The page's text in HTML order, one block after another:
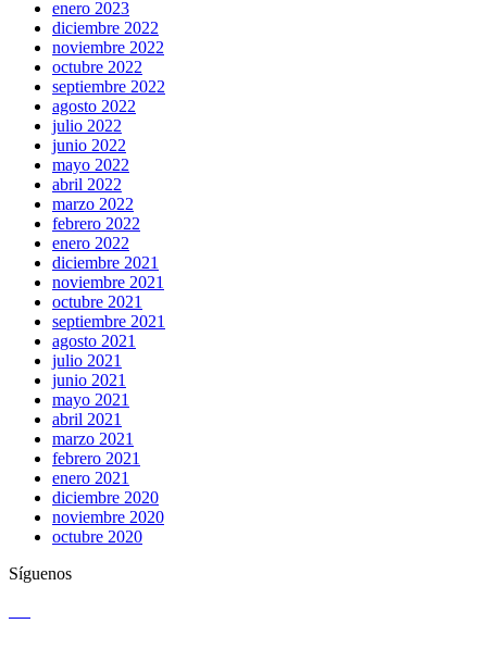
enero 2023
diciembre 2022
noviembre 2022
octubre 2022
septiembre 2022
agosto 2022
julio 2022
junio 2022
mayo 2022
abril 2022
marzo 2022
febrero 2022
enero 2022
diciembre 2021
noviembre 2021
octubre 2021
septiembre 2021
agosto 2021
julio 2021
junio 2021
mayo 2021
abril 2021
marzo 2021
febrero 2021
enero 2021
diciembre 2020
noviembre 2020
octubre 2020
Síguenos